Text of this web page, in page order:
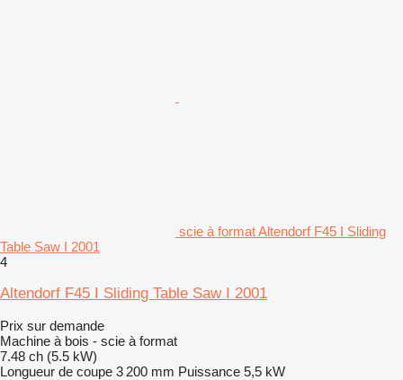
scie à format Altendorf F45 I Sliding
Table Saw I 2001
4
Altendorf F45 I Sliding Table Saw I 2001
Prix sur demande
Machine à bois - scie à format
7.48 ch (5.5 kW)
Longueur de coupe 3 200 mm Puissance 5,5 kW